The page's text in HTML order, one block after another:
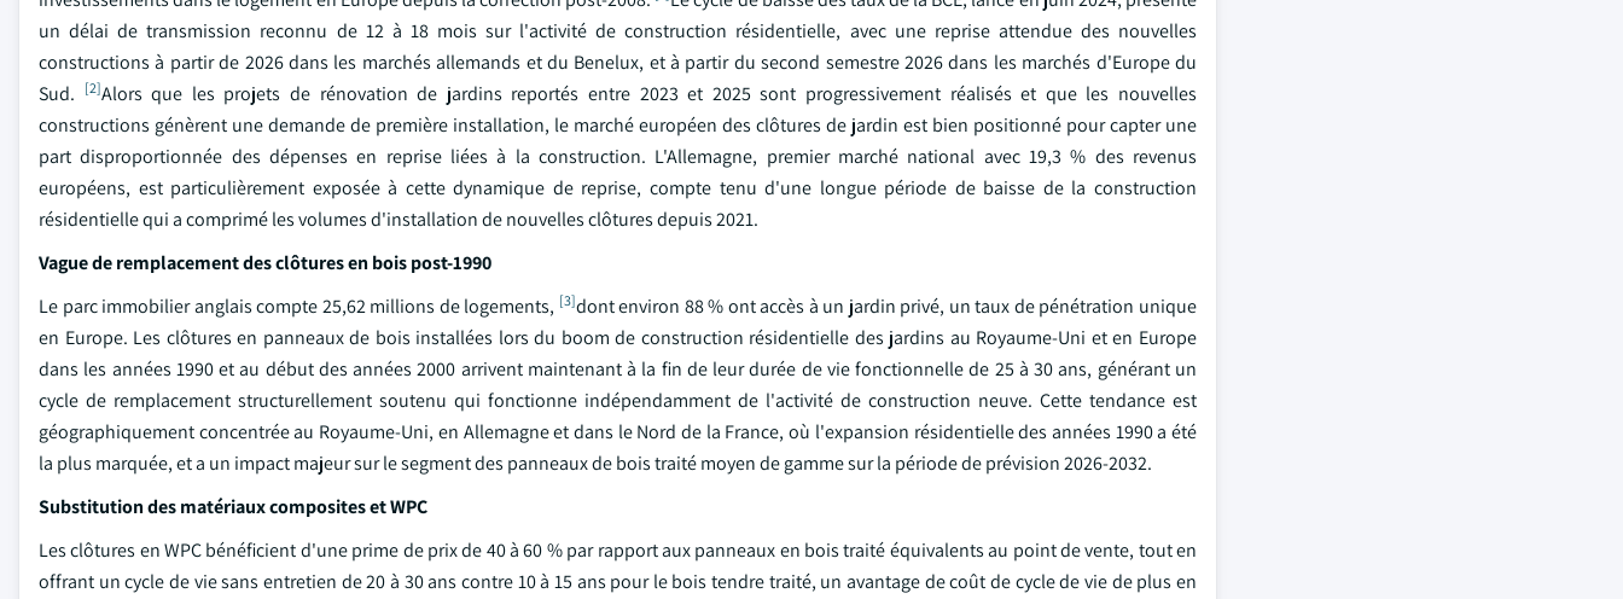
un délai de transmission reconnu de 12 à 18 mois sur l'activité de construction résidentielle, avec une reprise attendue des nouvelles
constructions à partir de 2026 dans les marchés allemands et du Benelux, et à partir du second semestre 2026 dans les marchés d'Europe du
Sud.
[2]Alors que les projets de rénovation de jardins reportés entre 2023 et 2025 sont progressivement réalisés et que les nouvelles
constructions génèrent une demande de première installation, le marché européen des clôtures de jardin est bien positionné pour capter une
part disproportionnée des dépenses en reprise liées à la construction. L'Allemagne, premier marché national avec 19,3 % des revenus
européens, est particulièrement exposée à cette dynamique de reprise, compte tenu d'une longue période de baisse de la construction
résidentielle qui a comprimé les volumes d'installation de nouvelles clôtures depuis 2021.
Vague de remplacement des clôtures en bois post-1990
Le parc immobilier anglais compte 25,62 millions de logements, [3]dont environ 88 % ont accès à un jardin privé, un taux de pénétration unique
en Europe. Les clôtures en panneaux de bois installées lors du boom de construction résidentielle des jardins au Royaume-Uni et en Europe
dans les années 1990 et au début des années 2000 arrivent maintenant à la fin de leur durée de vie fonctionnelle de 25 à 30 ans, générant un
cycle de remplacement structurellement soutenu qui fonctionne indépendamment de l'activité de construction neuve. Cette tendance est
géographiquement concentrée au Royaume-Uni, en Allemagne et dans le Nord de la France, où l'expansion résidentielle des années 1990 a été
la plus marquée, et a un impact majeur sur le segment des panneaux de bois traité moyen de gamme sur la période de prévision 2026-2032.
Substitution des matériaux composites et WPC
Les clôtures en WPC bénéficient d'une prime de prix de 40 à 60 % par rapport aux panneaux en bois traité équivalents au point de vente, tout en
offrant un cycle de vie sans entretien de 20 à 30 ans contre 10 à 15 ans pour le bois tendre traité, un avantage de coût de cycle de vie de plus en